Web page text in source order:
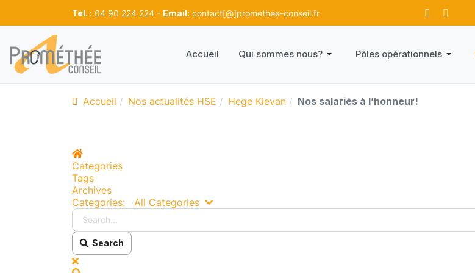
Tél. : 04 90 224 224 - Email: contact[@]promethee-conseil.fr
Accueil Qui sommes nous? Pôles opérationnels
Accueil Nos actualités HSE Hege Klevan Nos salariés à l’honneur!
Home
Categories
Tags
Archives
Categories:
All Categories Search...
Search
x